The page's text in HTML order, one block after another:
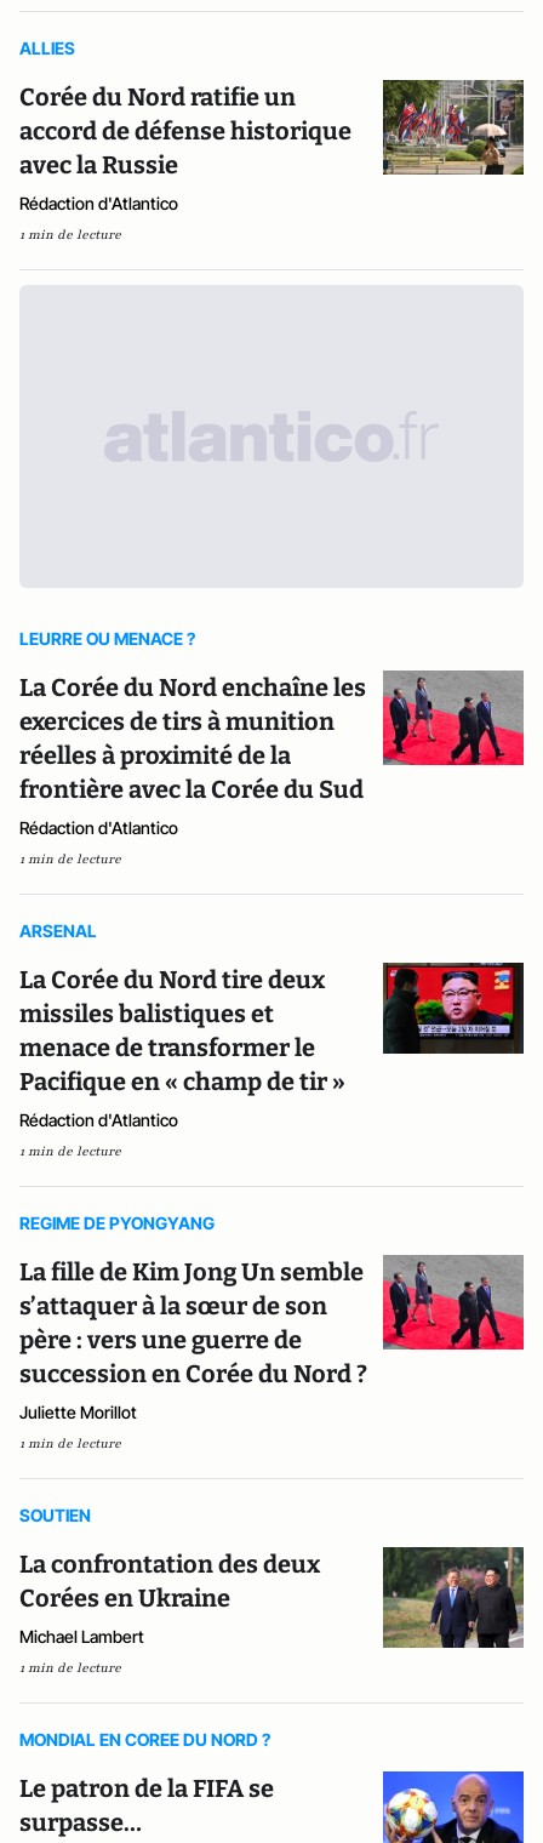
ALLIES
Corée du Nord ratifie un
accord de défense historique
avec la Russie
Rédaction d'Atlantico
1 min de lecture
LEURRE OU MENACE ?
La Corée du Nord enchaîne les
exercices de tirs à munition
réelles à proximité de la
frontière avec la Corée du Sud
Rédaction d'Atlantico
1 min de lecture
ARSENAL
La Corée du Nord tire deux
missiles balistiques et
menace de transformer le
Pacifique en « champ de tir »
Rédaction d'Atlantico
1 min de lecture
REGIME DE PYONGYANG
La fille de Kim Jong Un semble
s’attaquer à la sœur de son
père : vers une guerre de
succession en Corée du Nord ?
Juliette Morillot
1 min de lecture
SOUTIEN
La confrontation des deux
Corées en Ukraine
Michael Lambert
1 min de lecture
MONDIAL EN COREE DU NORD ?
Le patron de la FIFA se
surpasse…